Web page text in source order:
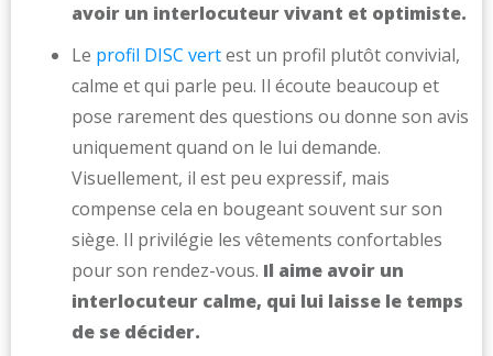
avoir un interlocuteur vivant et optimiste.
Le profil DISC vertest un profil plutôt convivial,
calme et qui parle peu. Il écoute beaucoup et
pose rarement des questions ou donne son avis
uniquement quand on le lui demande.
Visuellement, il est peu expressif, mais
compense cela en bougeant souvent sur son
siège. Il privilégie les vêtements confortables
pour son rendez-vous. Il aime avoir un
interlocuteur calme, qui lui laisse le temps
de se décider.